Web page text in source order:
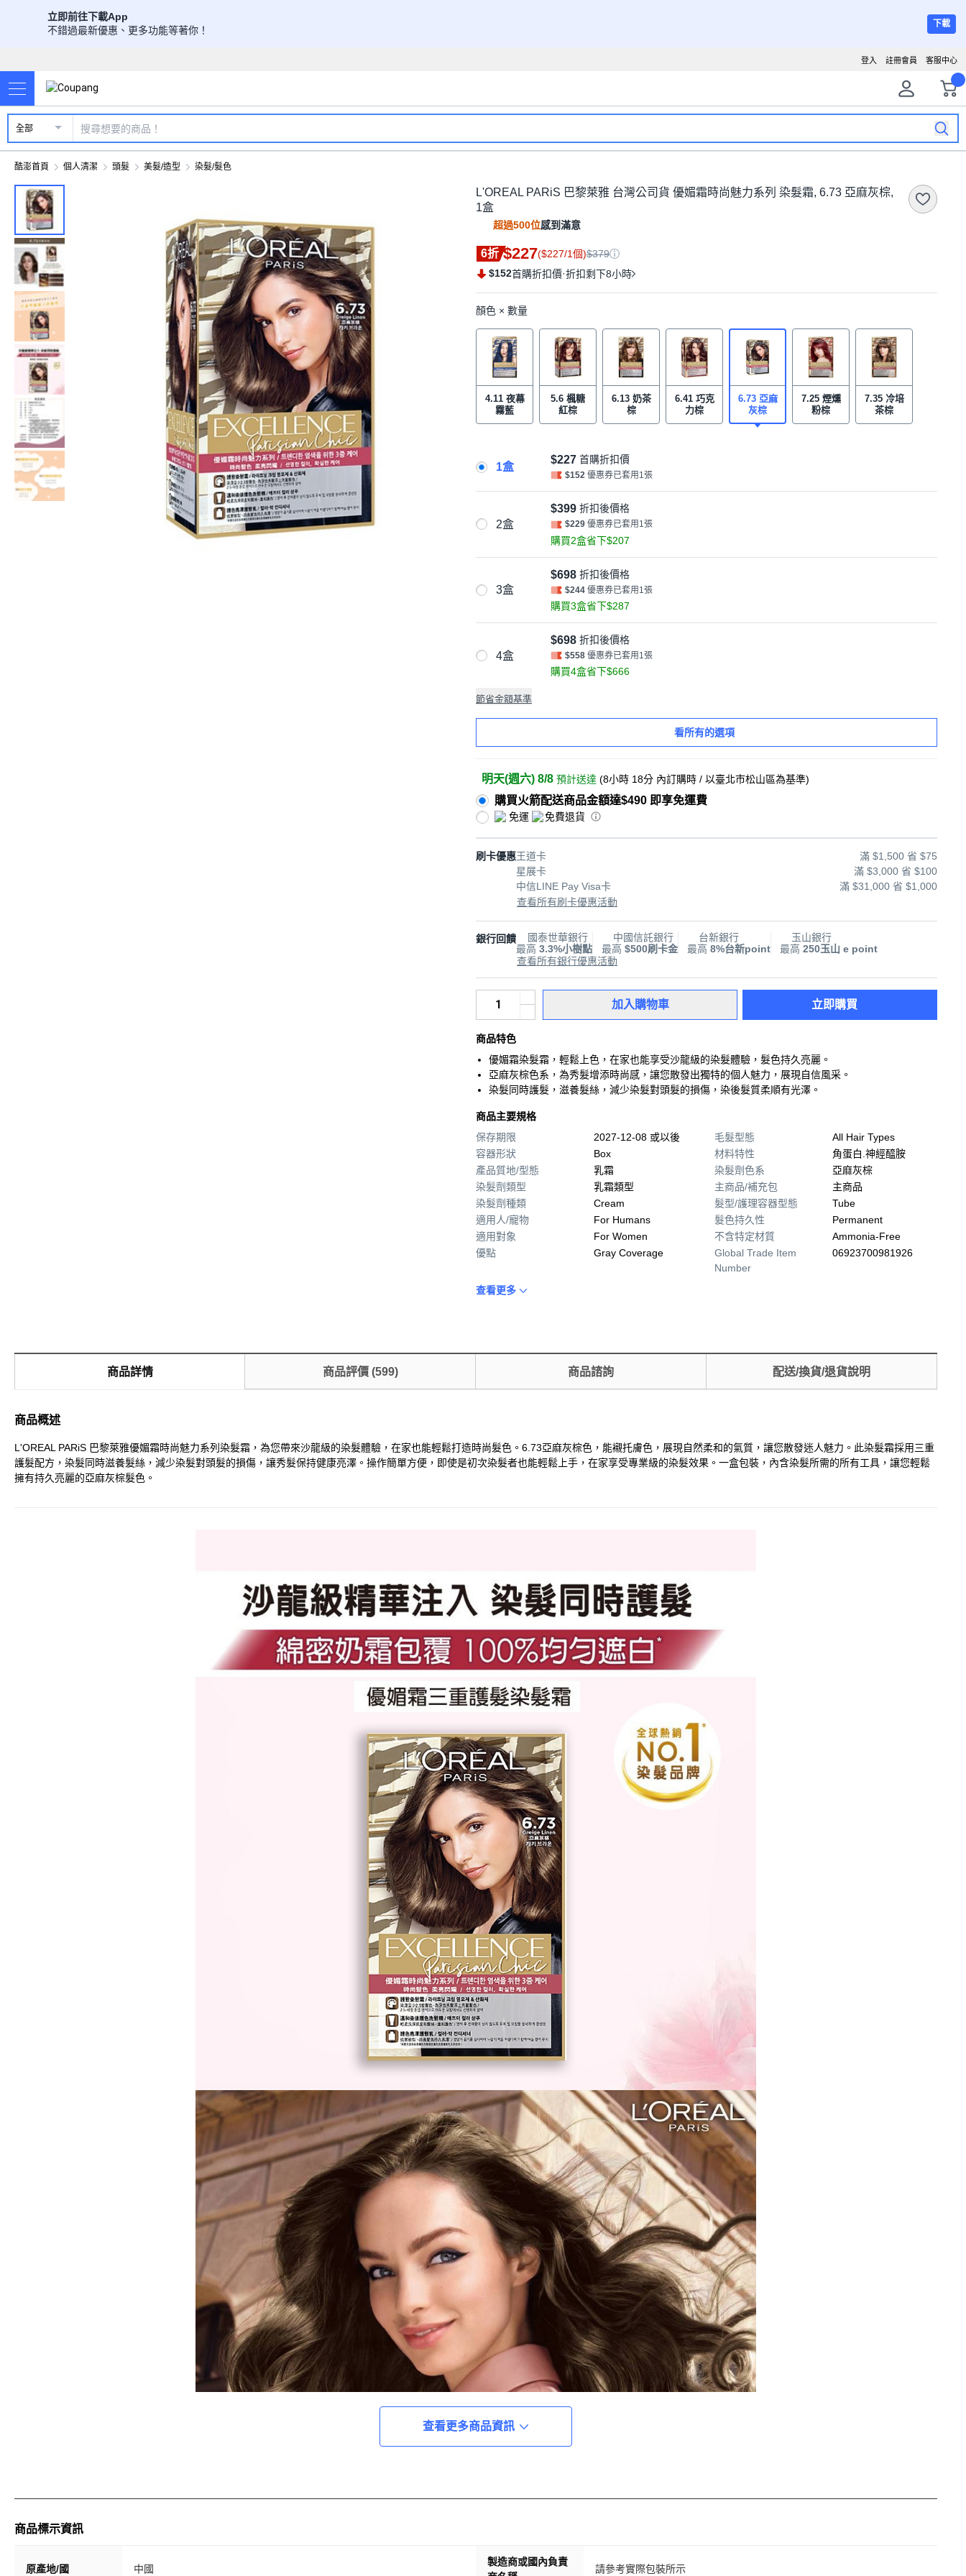
立即前往下載App
不錯過最新優惠、更多功能等著你！
下載
客服中心
註冊會員
登入
全部
酷澎首頁 個人清潔 頭髮 美髮/造型 染髮/髮色
L'OREAL PARiS 巴黎萊雅 台灣公司貨 優媚霜時尚魅力系列 染髮霜, 6.73 亞麻灰棕,
1盒
超過500位感到滿意
6折 $227($227/1個)$379
$152首購折扣價·折扣剩下8小時
顏色 × 數量
4.11 夜幕
霧藍
5.6 楓糖
紅棕
6.13 奶茶
棕
6.41 巧克
力棕
6.73 亞麻
灰棕
7.25 煙燻
粉棕
7.35 冷培
茶棕
1盒
$227 首購折扣價
$152 優惠券已套用1張
2盒
$399 折扣後價格
$229 優惠券已套用1張
購買2盒省下$207
3盒
$698 折扣後價格
$244 優惠券已套用1張
購買3盒省下$287
4盒
$698 折扣後價格
$558 優惠券已套用1張
購買4盒省下$666
節省金額基準
看所有的選項
明天(週六) 8/8 預計送達 (8小時 18分 內訂購時 / 以臺北市松山區為基準)
購買火箭配送商品金額達$490 即享免運費
免運 免費退貨
刷卡優惠王道卡
滿 $1,500 省 $75
星展卡
滿 $3,000 省 $100
中信LINE Pay Visa卡
滿 $31,000 省 $1,000
查看所有刷卡優惠活動
銀行回饋
國泰世華銀行
最高 3.3%小樹點
中國信託銀行
最高 $500刷卡金
台新銀行
最高 8%台新point
玉山銀行
最高 250玉山 e point
查看所有銀行優惠活動
加入購物車 立即購買
商品特色
優媚霜染髮霜，輕鬆上色，在家也能享受沙龍級的染髮體驗，髮色持久亮麗。
亞麻灰棕色系，為秀髮增添時尚感，讓您散發出獨特的個人魅力，展現自信風采。
染髮同時護髮，滋養髮絲，減少染髮對頭髮的損傷，染後髮質柔順有光澤。
商品主要規格
保存期限
2027-12-08 或以後
容器形狀
Box
產品質地/型態
乳霜
染髮劑類型
乳霜類型
染髮劑種類
Cream
適用人/寵物
For Humans
適用對象
For Women
優點
Gray Coverage
毛髮型態
All Hair Types
材料特性
角蛋白.神經醯胺
染髮劑色系
亞麻灰棕
主商品/補充包
主商品
髮型/護理容器型態
Tube
髮色持久性
Permanent
不含特定材質
Ammonia-Free
Global Trade Item
Number
06923700981926
查看更多
商品詳情 商品評價(599) 商品諮詢 配送/換貨/退貨說明
商品概述
L'OREAL PARiS 巴黎萊雅優媚霜時尚魅力系列染髮霜，為您帶來沙龍級的染髮體驗，在家也能輕鬆打造時尚髮色。6.73亞麻灰棕色，能襯托膚色，展現自然柔和的氣質，讓您散發迷人魅力。此染髮霜採用三重
護髮配方，染髮同時滋養髮絲，減少染髮對頭髮的損傷，讓秀髮保持健康亮澤。操作簡單方便，即使是初次染髮者也能輕鬆上手，在家享受專業級的染髮效果。一盒包裝，內含染髮所需的所有工具，讓您輕鬆
擁有持久亮麗的亞麻灰棕髮色。
查看更多商品資訊
商品標示資訊
原產地/國 中國
製造商或國內負責
請參考實際包裝所示